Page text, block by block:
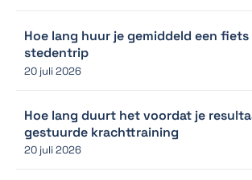
Hoe lang huur je gemiddeld een
stedentrip
20 juli 2026
Hoe lang duurt het voordat je
gestuurde krachttraining
20 juli 2026